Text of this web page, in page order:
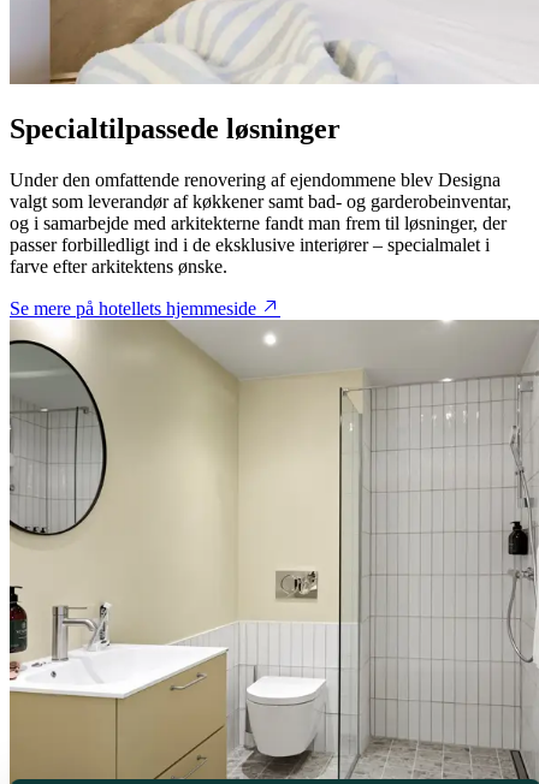
Specialtilpassede løsninger
Under den omfattende renovering af ejendommene blev Designa
valgt som leverandør af køkkener samt bad- og garderobeinventar,
og i samarbejde med arkitekterne fandt man frem til løsninger, der
passer forbilledligt ind i de eksklusive interiører – specialmalet i
farve efter arkitektens ønske.
Se mere på hotellets hjemmeside